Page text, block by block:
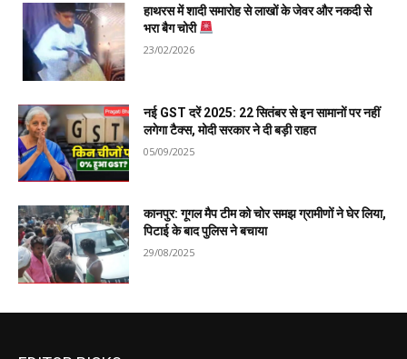
हाथरस में शादी समारोह से लाखों के जेवर और नकदी से
भरा बैग चोरी
23/02/2026
नई GST दरें 2025: 22 सितंबर से इन सामानों पर नहीं
लगेगा टैक्स, मोदी सरकार ने दी बड़ी राहत
05/09/2025
कानपुर: गूगल मैप टीम को चोर समझ ग्रामीणों ने घेर लिया,
पिटाई के बाद पुलिस ने बचाया
29/08/2025